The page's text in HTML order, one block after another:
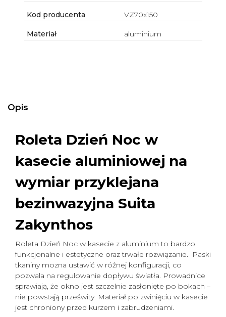
Kod producenta VZ70x150
Materiał aluminium
Opis
Roleta Dzień Noc w
kasecie aluminiowej na
wymiar przyklejana
bezinwazyjna Suita
Zakynthos
Roleta Dzień Noc w kasecie z aluminium to bardzo
funkcjonalne i estetyczne oraz trwałe rozwiązanie. Paski
tkaniny mozna ustawić w różnej konfiguracji, co
pozwala na regulowanie dopływu światła. Prowadnice
sprawiają, że okno jest szczelnie zasłonięte po bokach –
nie powstają prześwity. Materiał po zwinięciu w kasecie
jest chroniony przed kurzem i zabrudzeniami.